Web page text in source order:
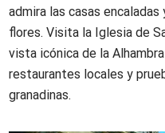
admira las casas
flores. Visita la Iglesia de
vista icónica de la
restaurantes locales y
granadinas.